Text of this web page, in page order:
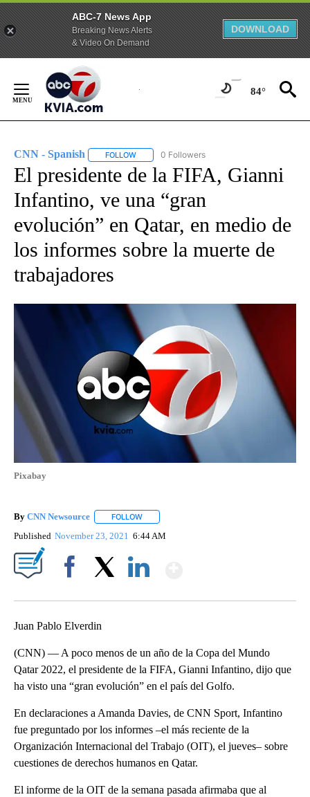
ABC-7 News App
Breaking News Alerts
& Video On Demand
DOWNLOAD
Content
84°
CNN - Spanish FOLLOW FOLLOW "CNN - SPANISH" TO RECEIVE
0 Followers
El presidente de la FIFA, Gianni
Infantino, ve una “gran
evolución” en Qatar, en medio de
los informes sobre la muerte de
trabajadores
Pixabay
By CNN Newsource FOLLOW
Published November 23, 2021 6:44 AM
Juan Pablo Elverdin
(CNN) — A poco menos de un año de la Copa del Mundo
Qatar 2022, el presidente de la FIFA, Gianni Infantino, dijo que
ha visto una “gran evolución” en el país del Golfo.
En declaraciones a Amanda Davies, de CNN Sport, Infantino
fue preguntado por los informes –el más reciente de la
Organización Internacional del Trabajo (OIT), el jueves– sobre
cuestiones de derechos humanos en Qatar.
El informe de la OIT de la semana pasada afirmaba que al